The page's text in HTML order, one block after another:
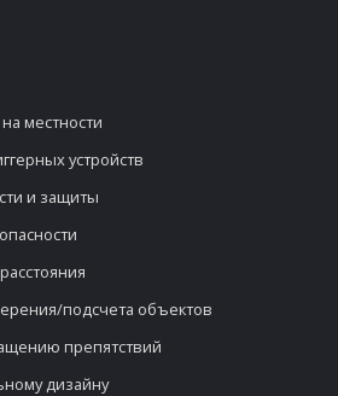
местности
устройств
и защиты
подсчета объектов
препятствий
дизайну